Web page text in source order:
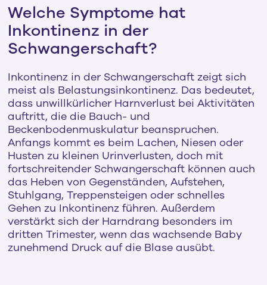
Welche Symptome hat
Inkontinenz in der
Schwangerschaft?
Inkontinenz in der Schwangerschaft zeigt sich
meist als Belastungsinkontinenz. Das bedeutet,
dass unwillkürlicher Harnverlust bei Aktivitäten
auftritt, die die Bauch- und
Beckenbodenmuskulatur beanspruchen.
Anfangs kommt es beim Lachen, Niesen oder
Husten zu kleinen Urinverlusten, doch mit
fortschreitender Schwangerschaft können auch
das Heben von Gegenständen, Aufstehen,
Stuhlgang, Treppensteigen oder schnelles
Gehen zu Inkontinenz führen. Außerdem
verstärkt sich der Harndrang besonders im
dritten Trimester, wenn das wachsende Baby
zunehmend Druck auf die Blase ausübt.